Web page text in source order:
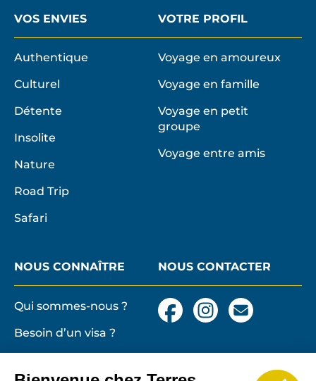
VOS ENVIES
Authentique
Culturel
Détente
Insolite
Nature
Road Trip
Safari
VOTRE PROFIL
Voyage en amoureux
Voyage en famille
Voyage en petit
groupe
Voyage entre amis
NOUS CONNAÎTRE
Qui sommes-nous ?
Besoin d’un visa ?
et particulières de
NOUS CONTACTER
FacebookInstagram
Nous
contacter
email